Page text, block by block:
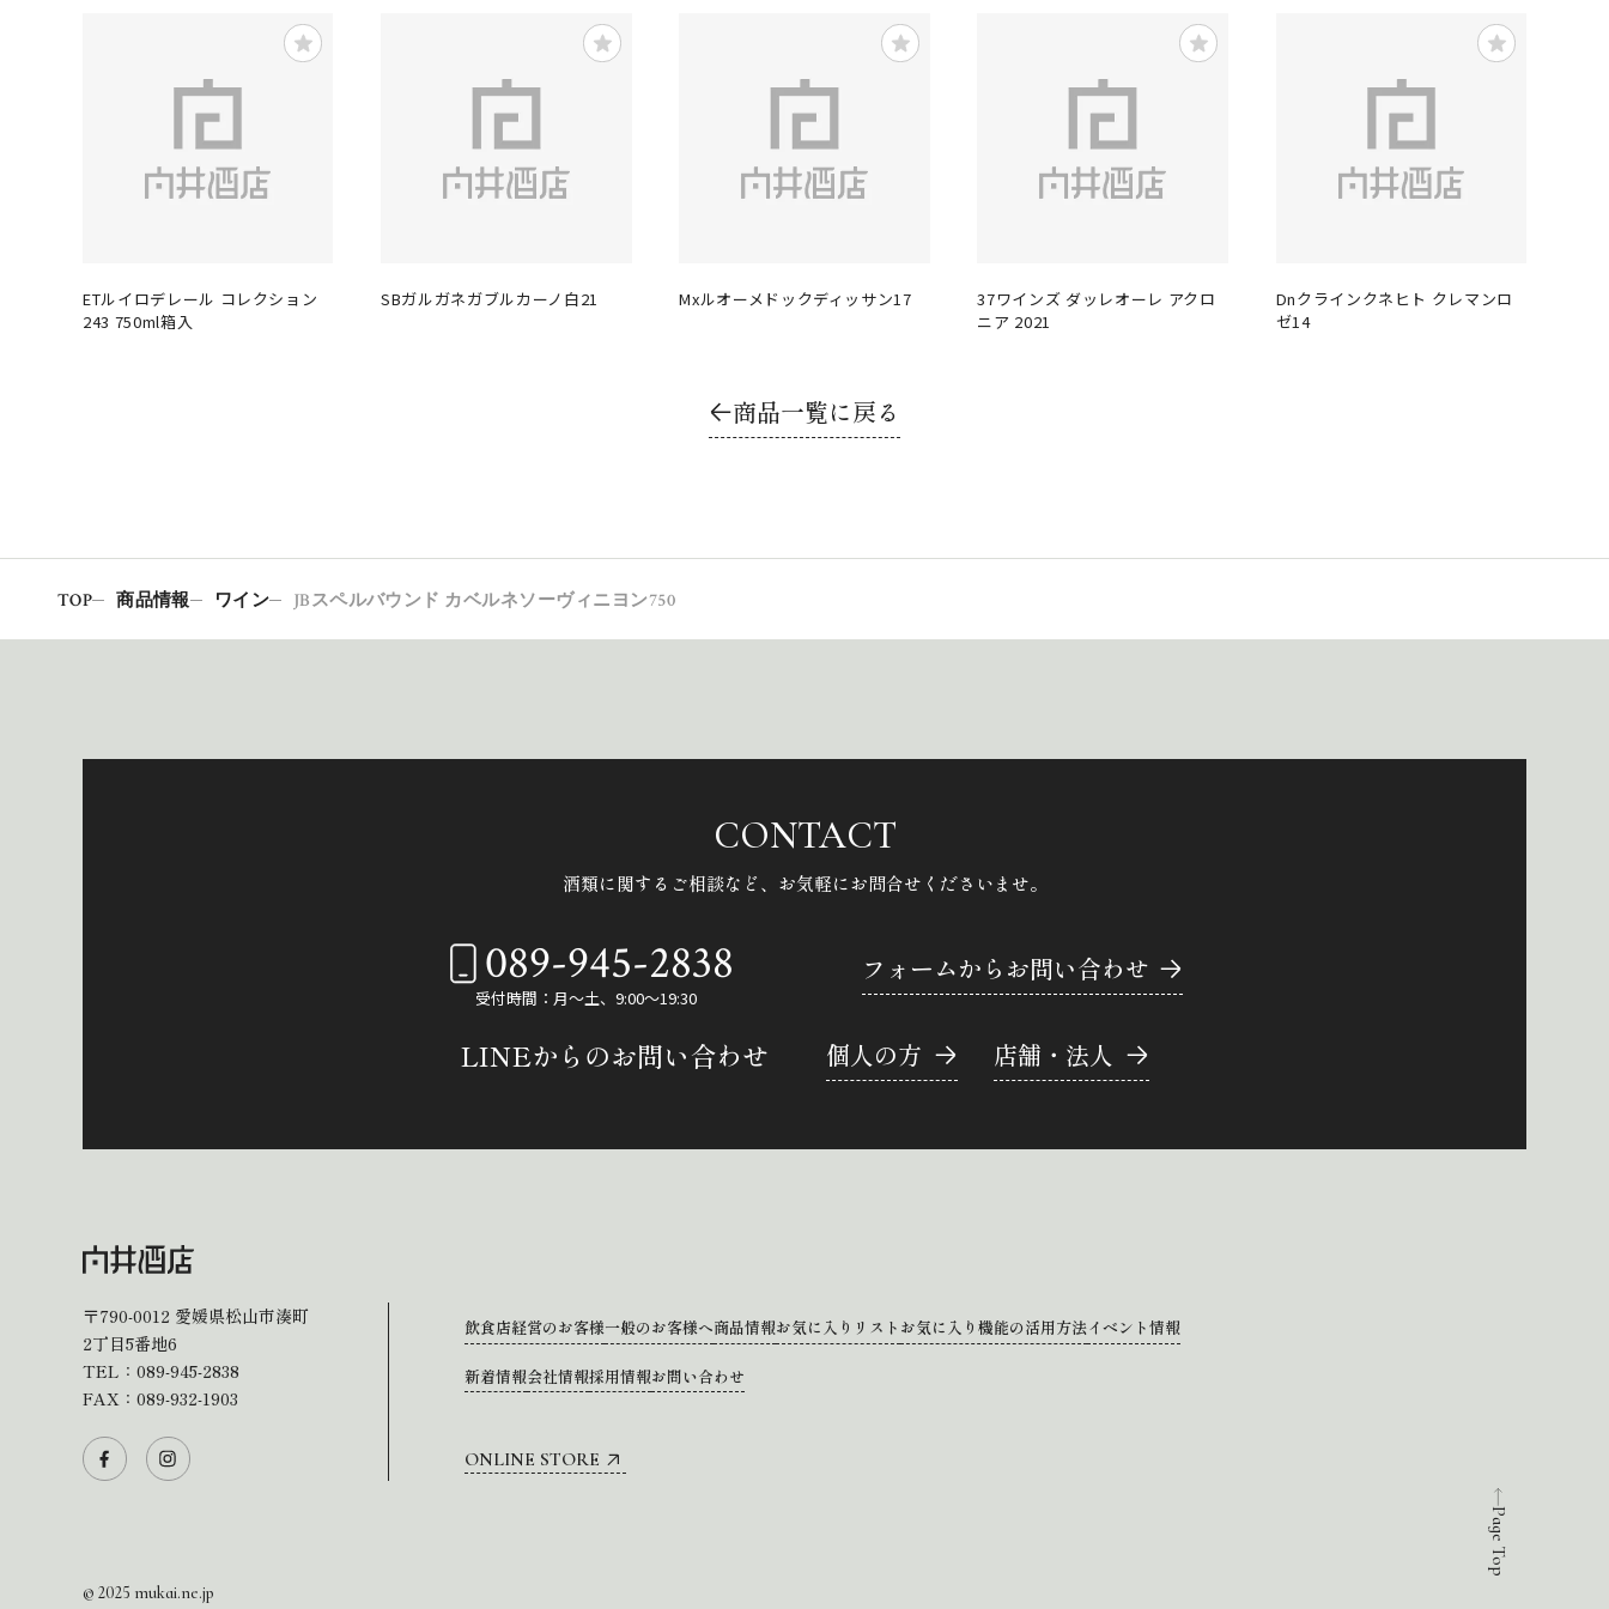
ETルイロデレール コレクション
243 750ml箱入
SBガルガネガブルカーノ白21 Mxルオーメドックディッサン17
37ワインズ ダッレオーレ アクロ
ニア 2021
Dnクラインクネヒト クレマンロ
ゼ14
商品一覧に戻る
TOP 商品情報 ワイン JBスペルバウンド カベルネソーヴィニヨン750
Page Top
CONTACT
酒類に関するご相談など、 お気軽にお問合せくださいませ。
089-945-2838
受付時間：月～土、9:00～19:30
フォームからお問い合わせ
LINEからのお問い合わせ 個人の方 店舗・法人
〒790-0012 愛媛県松山市湊町
2丁目5番地6
TEL： 089-945-2838
FAX：089-932-1903
飲食店経営のお客様一般のお客様へ商品情報お気に入りリスト お気に入り機能の活用方法イベント情報
新着情報会社情報採用情報お問い合わせ
ONLINE STORE
© 2025 mukai.ne.jp